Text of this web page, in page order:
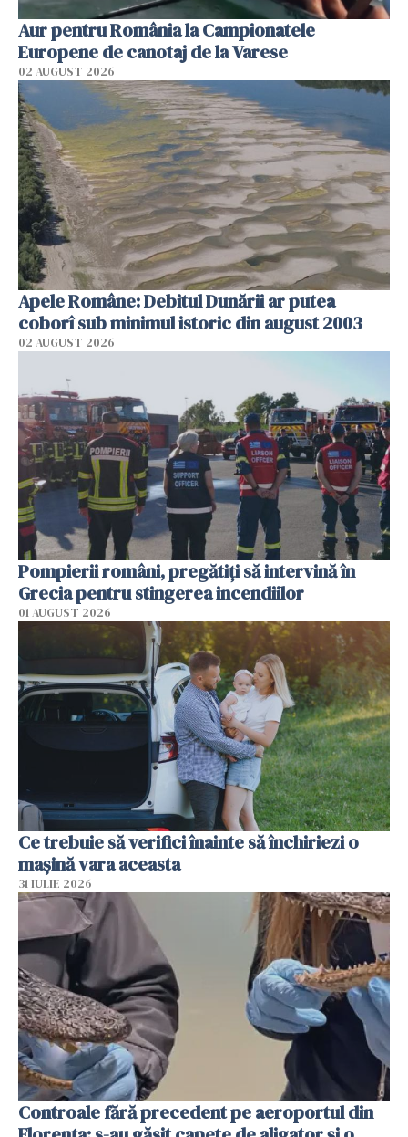
Aur pentru România la Campionatele
Europene de canotaj de la Varese
02 AUGUST 2026
Apele Române: Debitul Dunării ar putea
coborî sub minimul istoric din august 2003
02 AUGUST 2026
Pompierii români, pregătiţi să intervină în
Grecia pentru stingerea incendiilor
01 AUGUST 2026
Ce trebuie să verifici înainte să închiriezi o
mașină vara aceasta
31 IULIE 2026
Controale fără precedent pe aeroportul din